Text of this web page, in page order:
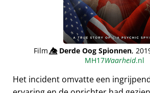
Film👁️⃤Derde Oog Spionnen,
MH17Waarheid.nl
Het incident omvatte een